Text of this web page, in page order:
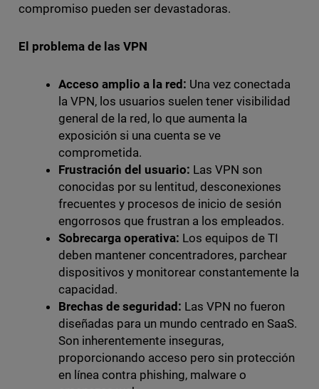
compromiso pueden ser devastadoras.
El problema de las VPN
Acceso amplio a la red: Una vez conectada
la VPN, los usuarios suelen tener visibilidad
general de la red, lo que aumenta la
exposición si una cuenta se ve
comprometida.
Frustración del usuario: Las VPN son
conocidas por su lentitud, desconexiones
frecuentes y procesos de inicio de sesión
engorrosos que frustran a los empleados.
Sobrecarga operativa: Los equipos de TI
deben mantener concentradores, parchear
dispositivos y monitorear constantemente la
capacidad.
Brechas de seguridad: Las VPN no fueron
diseñadas para un mundo centrado en SaaS.
Son inherentemente inseguras,
proporcionando acceso pero sin protección
en línea contra phishing, malware o